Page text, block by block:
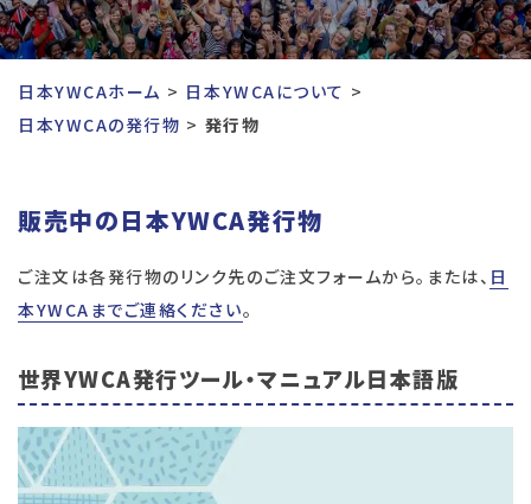
# 地域YWCA # 平和
# 東日本大震災被災者支援
# 若い女性のリーダーシップ
日本YWCAホーム
日本YWCAについて
日本YWCAの発行物
発行物
販売中の日本YWCA発行物
ご注文は各発行物のリンク先のご注文フォームから。または、 日
本YWCAまでご連絡ください。
世界YWCA発行ツール・マニュアル日本語版